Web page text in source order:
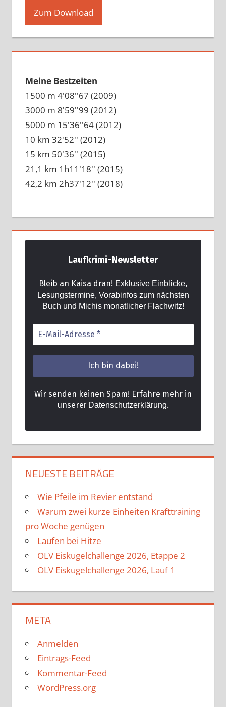
Zum Download
Meine Bestzeiten
1500 m 4'08''67 (2009)
3000 m 8'59''99 (2012)
5000 m 15'36''64 (2012)
10 km 32'52'' (2012)
15 km 50'36'' (2015)
21,1 km 1h11'18'' (2015)
42,2 km 2h37'12'' (2018)
Laufkrimi-Newsletter
Bleib an Kaisa dran! Exklusive Einblicke,
Lesungstermine, Vorabinfos zum nächsten
Buch und Michis monatlicher Flachwitz!
Wir senden keinen Spam! Erfahre mehr in
unserer Datenschutzerklärung.
NEUESTE BEITRÄGE
Wie Pfeile im Revier entstand
Warum zwei kurze Einheiten Krafttraining
pro Woche genügen
Laufen bei Hitze
OLV Eiskugelchallenge 2026, Etappe 2
OLV Eiskugelchallenge 2026, Lauf 1
META
Anmelden
Eintrags-Feed
Kommentar-Feed
WordPress.org